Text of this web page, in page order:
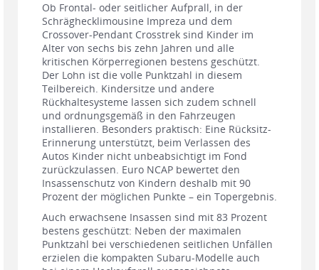
Ob Frontal- oder seitlicher Aufprall, in der
Schräghecklimousine Impreza und dem
Crossover-Pendant Crosstrek sind Kinder im
Alter von sechs bis zehn Jahren und alle
kritischen Körperregionen bestens geschützt.
Der Lohn ist die volle Punktzahl in diesem
Teilbereich. Kindersitze und andere
Rückhaltesysteme lassen sich zudem schnell
und ordnungsgemäß in den Fahrzeugen
installieren. Besonders praktisch: Eine Rücksitz-
Erinnerung unterstützt, beim Verlassen des
Autos Kinder nicht unbeabsichtigt im Fond
zurückzulassen. Euro NCAP bewertet den
Insassenschutz von Kindern deshalb mit 90
Prozent der möglichen Punkte – ein Topergebnis.
Auch erwachsene Insassen sind mit 83 Prozent
bestens geschützt: Neben der maximalen
Punktzahl bei verschiedenen seitlichen Unfällen
erzielen die kompakten Subaru-Modelle auch